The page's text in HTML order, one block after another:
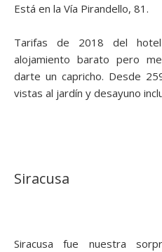
Está en la Vía Pirandello, 81.
Tarifas de 2018 del
alojamiento barato pero
darte un capricho. Desde
vistas al jardín y desayuno
Siracusa
Siracusa fue nuestra